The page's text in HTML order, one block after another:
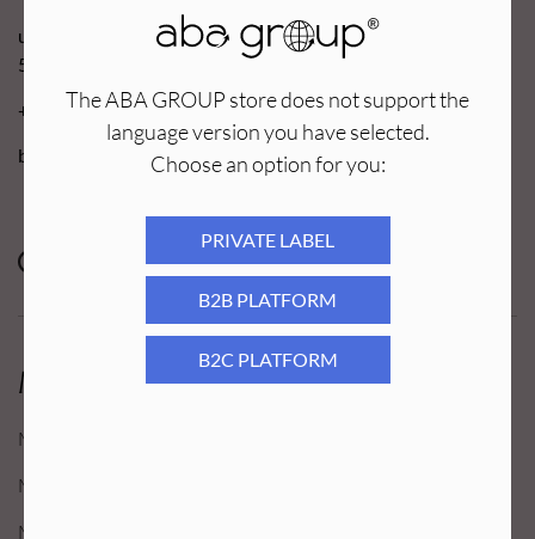
The ABA GROUP store does not support the
language version you have selected.
Choose an option for you:
PRIVATE LABEL
B2B PLATFORM
B2C PLATFORM
Moje Konto
Moje konto
Moje Zamówienia
Moje Ulubione
ul. Robotnicza 70D
53-608 Wrocław
+48 71 727 60 16
bok@e-abagroup.com